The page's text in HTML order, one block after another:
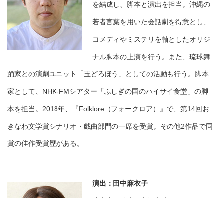
を結成し、脚本と演出を担当。沖縄の
若者言葉を用いた会話劇を得意とし、
コメディやミステリを軸としたオリジ
ナル脚本の上演を行う。また、琉球舞
踊家との演劇ユニット「玉どろぼう」としての活動も行う。脚本
家として、NHK-FMシアター「ふしぎの国のハイサイ食堂」の脚
本を担当。2018年、『Folklore（フォークロア）』で、第14回お
きなわ文学賞シナリオ・戯曲部門の一席を受賞。その他2作品で同
賞の佳作受賞歴がある。
演出：田中麻衣子